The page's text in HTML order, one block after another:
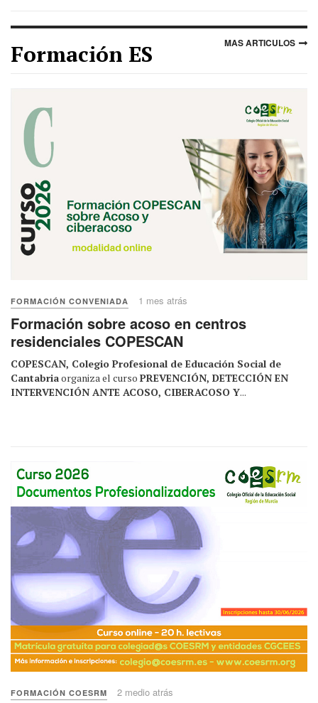
Formación ES MAS ARTICULOS
FORMACIÓN CONVENIADA 1 mes atrás
Formación sobre acoso en centros
residenciales COPESCAN
COPESCAN, Colegio Profesional de Educación Social de
Cantabriaorganiza el curso PREVENCIÓN, DETECCIÓN EN
INTERVENCIÓN ANTE ACOSO, CIBERACOSO Y...
FORMACIÓN COESRM 2 medio atrás